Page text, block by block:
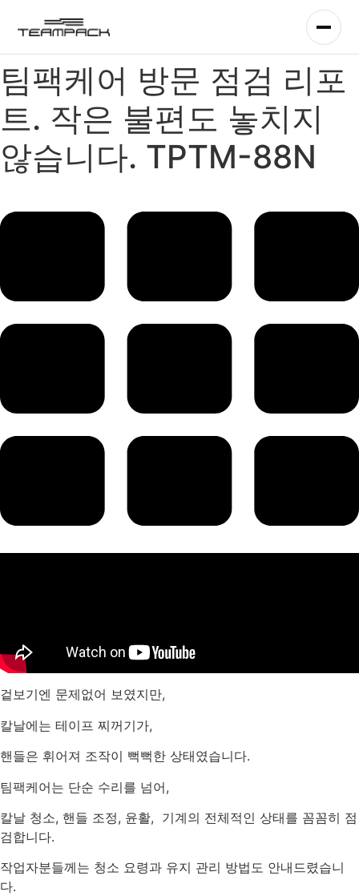
로
건
너
뛰
기
팀팩케어 방문 점검 리포
트. 작은 불편도 놓치지
않습니다. TPTM-88N
겉보기엔 문제없어 보였지만,
칼날에는 테이프 찌꺼기가,
핸들은 휘어져 조작이 뻑뻑한 상태였습니다.
팀팩케어는 단순 수리를 넘어,
칼날 청소, 핸들 조정, 윤활, 기계의 전체적인 상태를 꼼꼼히 점
검합니다.
작업자분들께는 청소 요령과 유지 관리 방법도 안내드렸습니
다.